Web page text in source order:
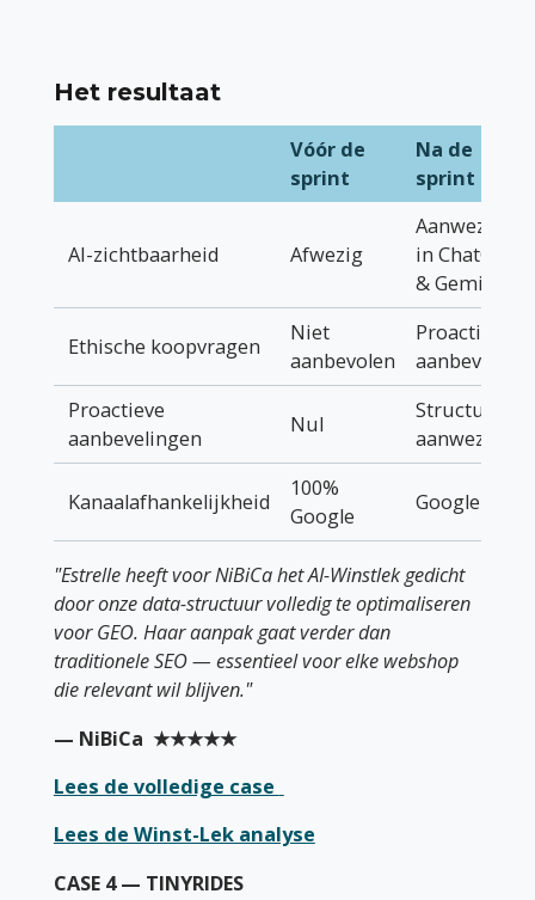
Het resultaat
Vóór de
sprint
Na de
sprint
AI-zichtbaarheid Afwezig
Aanwezig
in ChatGPT
& Gemini
Ethische koopvragen
Niet
aanbevolen
Proactief
aanbevolen
Proactieve
aanbevelingen
Nul
Structureel
aanwezig
Kanaalafhankelijkheid
100%
Google
Google + AI
"Estrelle heeft voor NiBiCa het AI-Winstlek gedicht
door onze data-structuur volledig te optimaliseren
voor GEO. Haar aanpak gaat verder dan
traditionele SEO — essentieel voor elke webshop
die relevant wil blijven."
— NiBiCa ★★★★★
Lees de volledige case
Lees de Winst-Lek analyse
CASE 4 — TINYRIDES